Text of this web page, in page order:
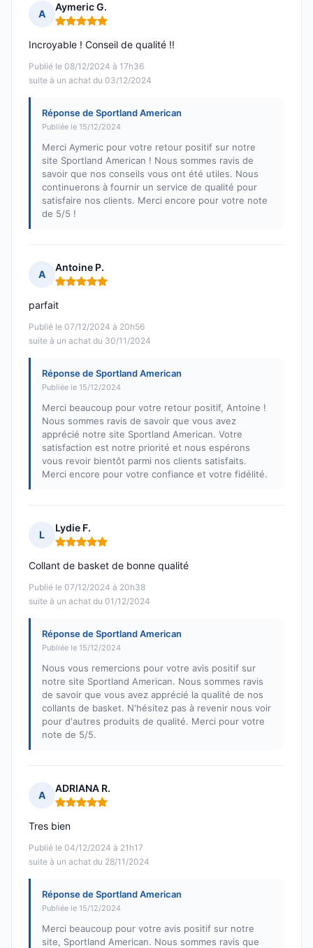
A
Aymeric G.
Note : 5 sur 5
Publié le 08/12/2024 à 17h36
suite à un achat du 03/12/2024
Incroyable ! Conseil de qualité !!
Réponse de Sportland American
Publiée le 15/12/2024
Merci Aymeric pour votre retour positif sur notre
site Sportland American ! Nous sommes ravis de
savoir que nos conseils vous ont été utiles. Nous
continuerons à fournir un service de qualité pour
satisfaire nos clients. Merci encore pour votre note
de 5/5 !
A
Antoine P.
Note : 5 sur 5
Publié le 07/12/2024 à 20h56
suite à un achat du 30/11/2024
parfait
Réponse de Sportland American
Publiée le 15/12/2024
Merci beaucoup pour votre retour positif, Antoine !
Nous sommes ravis de savoir que vous avez
apprécié notre site Sportland American. Votre
satisfaction est notre priorité et nous espérons
vous revoir bientôt parmi nos clients satisfaits.
Merci encore pour votre confiance et votre fidélité.
L
Lydie F.
Note : 5 sur 5
Publié le 07/12/2024 à 20h38
suite à un achat du 01/12/2024
Collant de basket de bonne qualité
Réponse de Sportland American
Publiée le 15/12/2024
Nous vous remercions pour votre avis positif sur
notre site Sportland American. Nous sommes ravis
de savoir que vous avez apprécié la qualité de nos
collants de basket. N'hésitez pas à revenir nous voir
pour d'autres produits de qualité. Merci pour votre
note de 5/5.
A
ADRIANA R.
Note : 5 sur 5
Publié le 04/12/2024 à 21h17
suite à un achat du 28/11/2024
Tres bien
Réponse de Sportland American
Publiée le 15/12/2024
Merci beaucoup pour votre avis positif sur notre
site, Sportland American. Nous sommes ravis que